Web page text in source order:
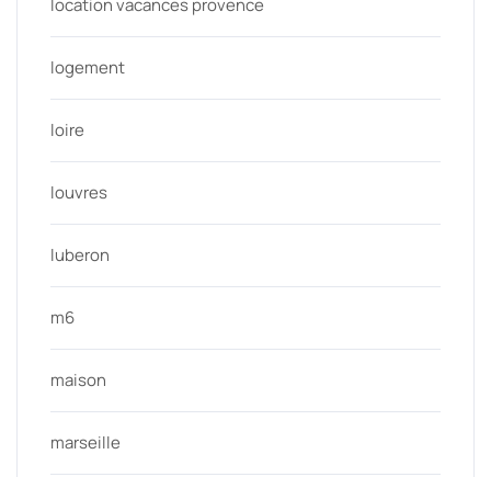
logement
loire
louvres
luberon
m6
maison
marseille